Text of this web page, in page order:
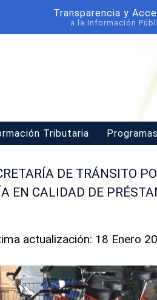
Transparencia y
a la Información
Tributaria
DE TRÁNSITO
EN CALIDAD DE
actualización: 18 Enero